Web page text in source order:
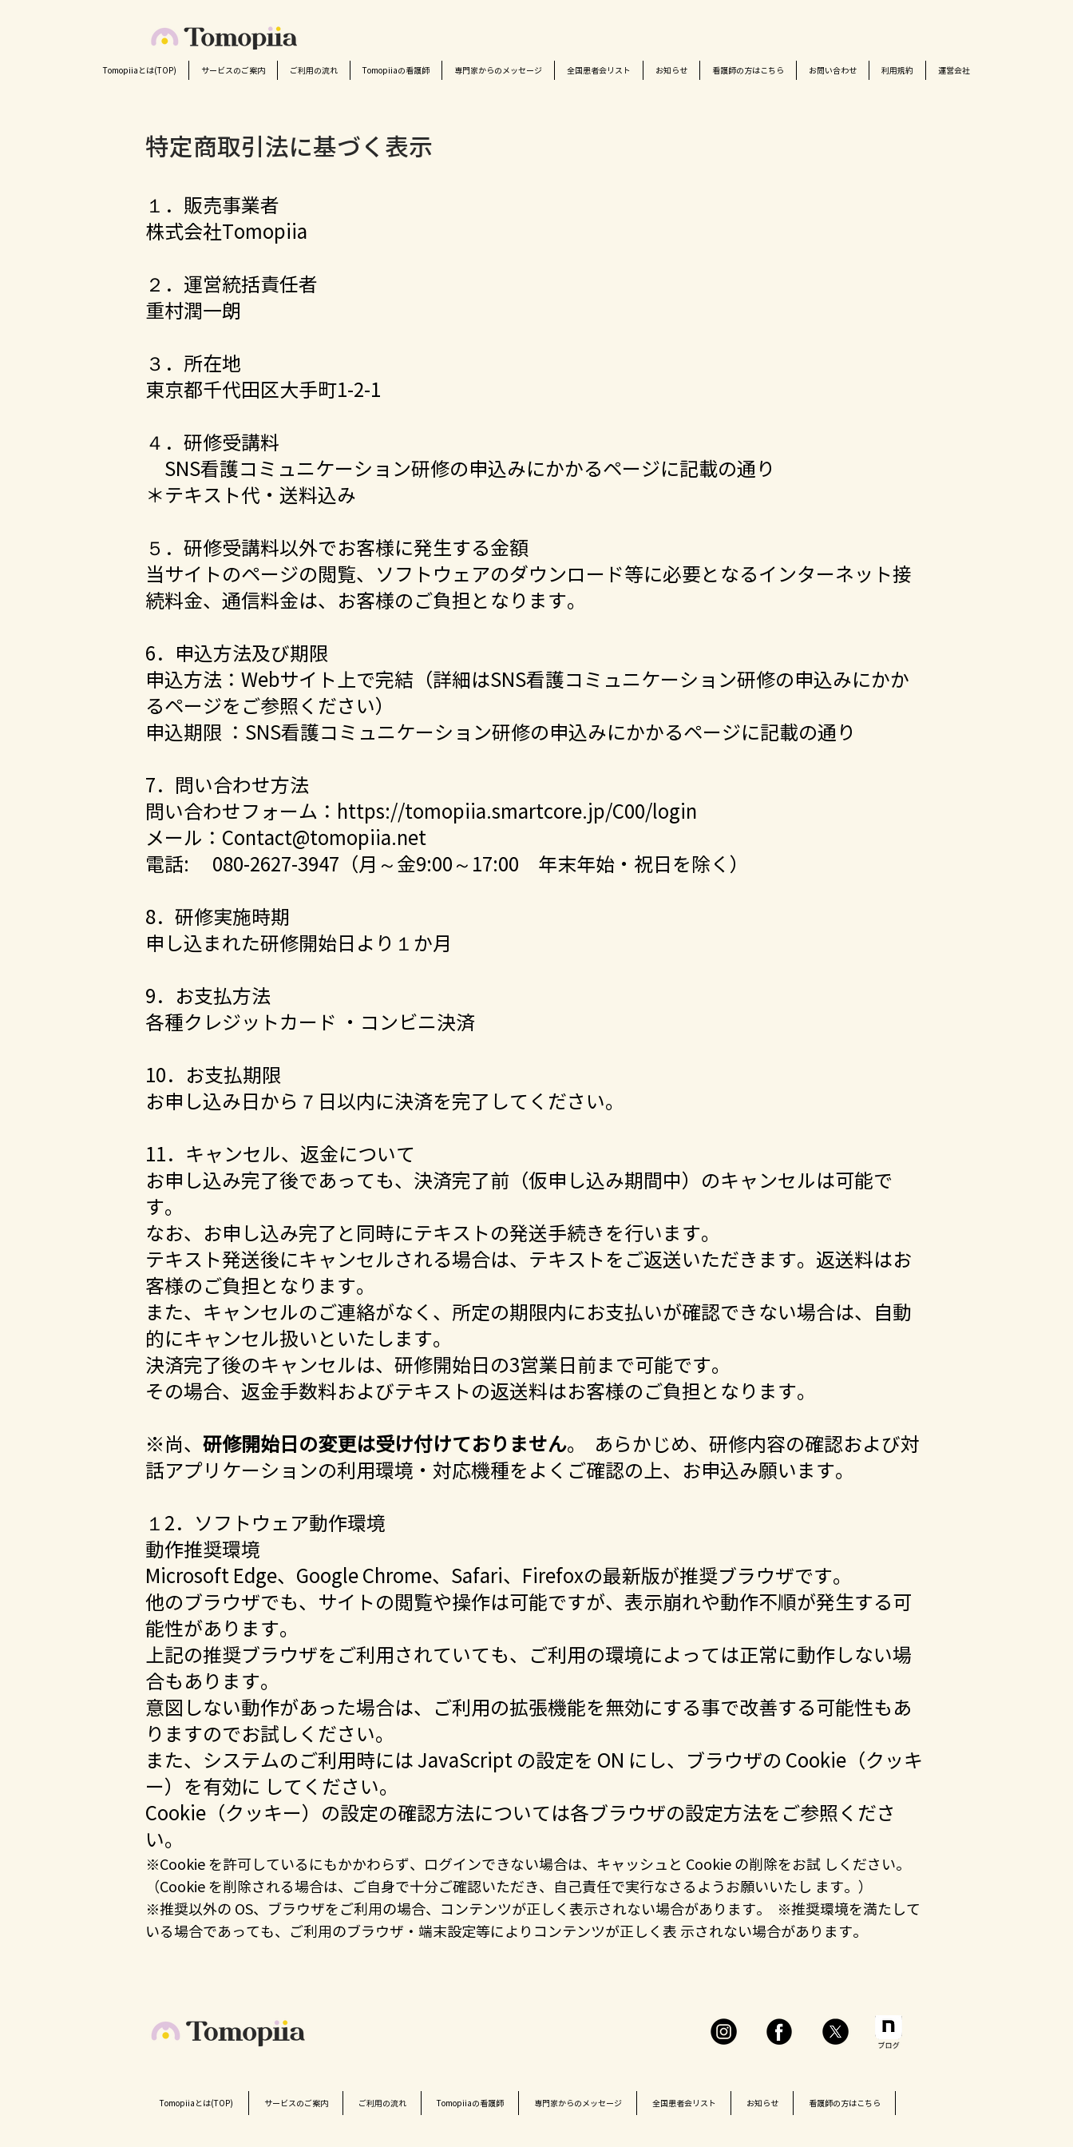
Tomopiiaとは(TOP) サービスのご案内 ご利用の流れ Tomopiiaの看護師 専門家からのメッセージ 全国患者会リスト お知らせ 看護師の方はこちら お問い合わせ 利用規約 運営会社
特定商取引法に基づく表示
１．販売事業者
株式会社Tomopiia
２．運営統括責任者
重村潤一朗
３．所在地
東京都千代田区大手町1-2-1
４．研修受講料
SNS看護コミュニケーション研修の申込みにかかるページに記載の通り
＊テキスト代・送料込み
５．研修受講料以外でお客様に発生する金額
当サイトのページの閲覧、ソフトウェアのダウンロード等に必要となるインターネット接
続料金、通信料金は、お客様のご負担となります。
6．申込方法及び期限
申込方法：Webサイト上で完結（詳細はSNS看護コミュニケーション研修の申込みにかか
るページをご参照ください）
申込期限 ：SNS看護コミュニケーション研修の申込みにかかるページに記載の通り
7．問い合わせ方法
問い合わせフォーム： https://tomopiia.smartcore.jp/C00/login
メール： Contact@tomopiia.net
電話: 080-2627-3947（月～金9:00～17:00 年末年始・祝日を除く）
8．研修実施時期
申し込まれた研修開始日より１か月
9．お支払方法
各種クレジットカード ・コンビニ決済
10．お支払期限
お申し込み日から７日以内に決済を完了してください。
11．キャンセル、返金について
お申し込み完了後であっても、決済完了前（仮申し込み期間中）のキャンセルは可能で
す。
なお、お申し込み完了と同時にテキストの発送手続きを行います。
テキスト発送後にキャンセルされる場合は、テキストをご返送いただきます。返送料はお
客様のご負担となります。
また、キャンセルのご連絡がなく、所定の期限内にお支払いが確認できない場合は、自動
的にキャンセル扱いといたします。
決済完了後のキャンセルは、研修開始日の3営業日前まで可能です。
その場合、返金手数料およびテキストの返送料はお客様のご負担となります。
※尚、 研修開始日の変更は受け付けておりません。 あらかじめ、研修内容の確認および対
話アプリケーションの利用環境・対応機種をよくご確認の上、お申込み願います。
１2．ソフトウェア動作環境
動作推奨環境
Microsoft Edge、Google Chrome、Safari、Firefoxの最新版が推奨ブラウザです。
他のブラウザでも、サイトの閲覧や操作は可能ですが、表示崩れや動作不順が発生する可
能性があります。
上記の推奨ブラウザをご利用されていても、ご利用の環境によっては正常に動作しない場
合もあります。
意図しない動作があった場合は、ご利用の拡張機能を無効にする事で改善する可能性もあ
りますのでお試しください。
また、システムのご利用時には JavaScript の設定を ON にし、ブラウザの Cookie（クッキ
ー）を有効に してください。
Cookie（クッキー）の設定の確認方法については各ブラウザの設定方法をご参照くださ
い。
※Cookie を許可しているにもかかわらず、ログインできない場合は、キャッシュと Cookie の削除をお試 しください。
（Cookie を削除される場合は、ご自身で十分ご確認いただき、自己責任で実行なさるようお願いいたし ます。）
※推奨以外の OS、ブラウザをご利用の場合、コンテンツが正しく表示されない場合があります。 ※推奨環境を満たして
いる場合であっても、ご利用のブラウザ・端末設定等によりコンテンツが正しく表 示されない場合があります。
Tomopiiaとは(TOP) サービスのご案内 ご利用の流れ Tomopiiaの看護師 専門家からのメッセージ 全国患者会リスト お知らせ 看護師の方はこちら